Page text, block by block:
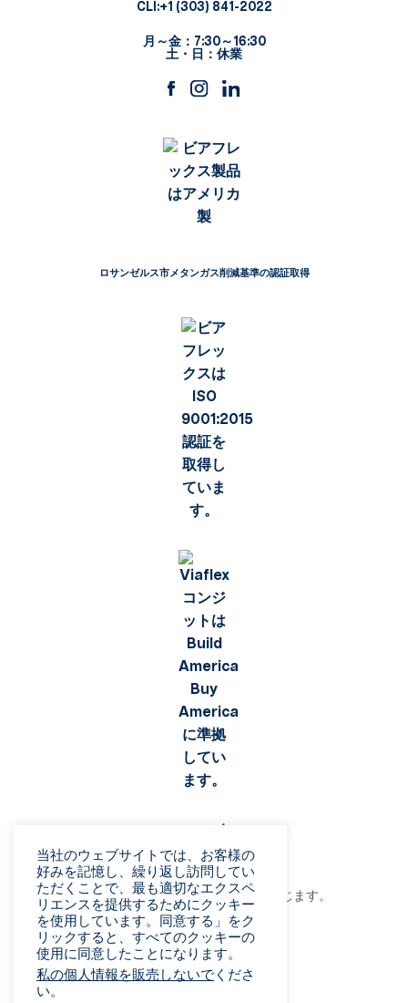
CLI:+1 (303) 841-2022
月～金：7:30～16:30
土・日：休業
ロサンゼルス市メタンガス削減基準の認証取得
©2026 Viaflex. 無断複写・転載を禁じます。
プライバシーポリシー
利用規約
詐欺に関する警告
販売条件
当社のウェブサイトでは、お客様の
好みを記憶し、繰り返し訪問してい
ただくことで、最も適切なエクスペ
リエンスを提供するためにクッキー
を使用しています。同意する」をク
リックすると、すべてのクッキーの
使用に同意したことになります。
私の個人情報を販売しないで くださ
い。